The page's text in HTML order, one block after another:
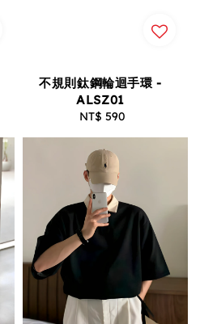
不規則鈦鋼輪迴手環 -
ALSZ01
Regular
NT$ 590